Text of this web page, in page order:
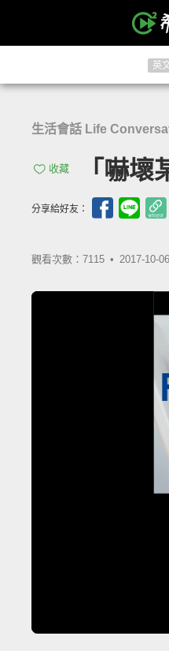
英
生活會話 Life
收藏 「嚇
分享給好友：
觀看次數：7115 • 2017-10-06